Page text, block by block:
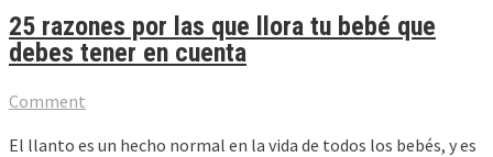
25 razones por las que llora tu bebé que
debes tener en cuenta
Comment
El llanto es un hecho normal en la vida de todos los bebés, y es